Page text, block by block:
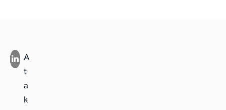
A
t
a
k